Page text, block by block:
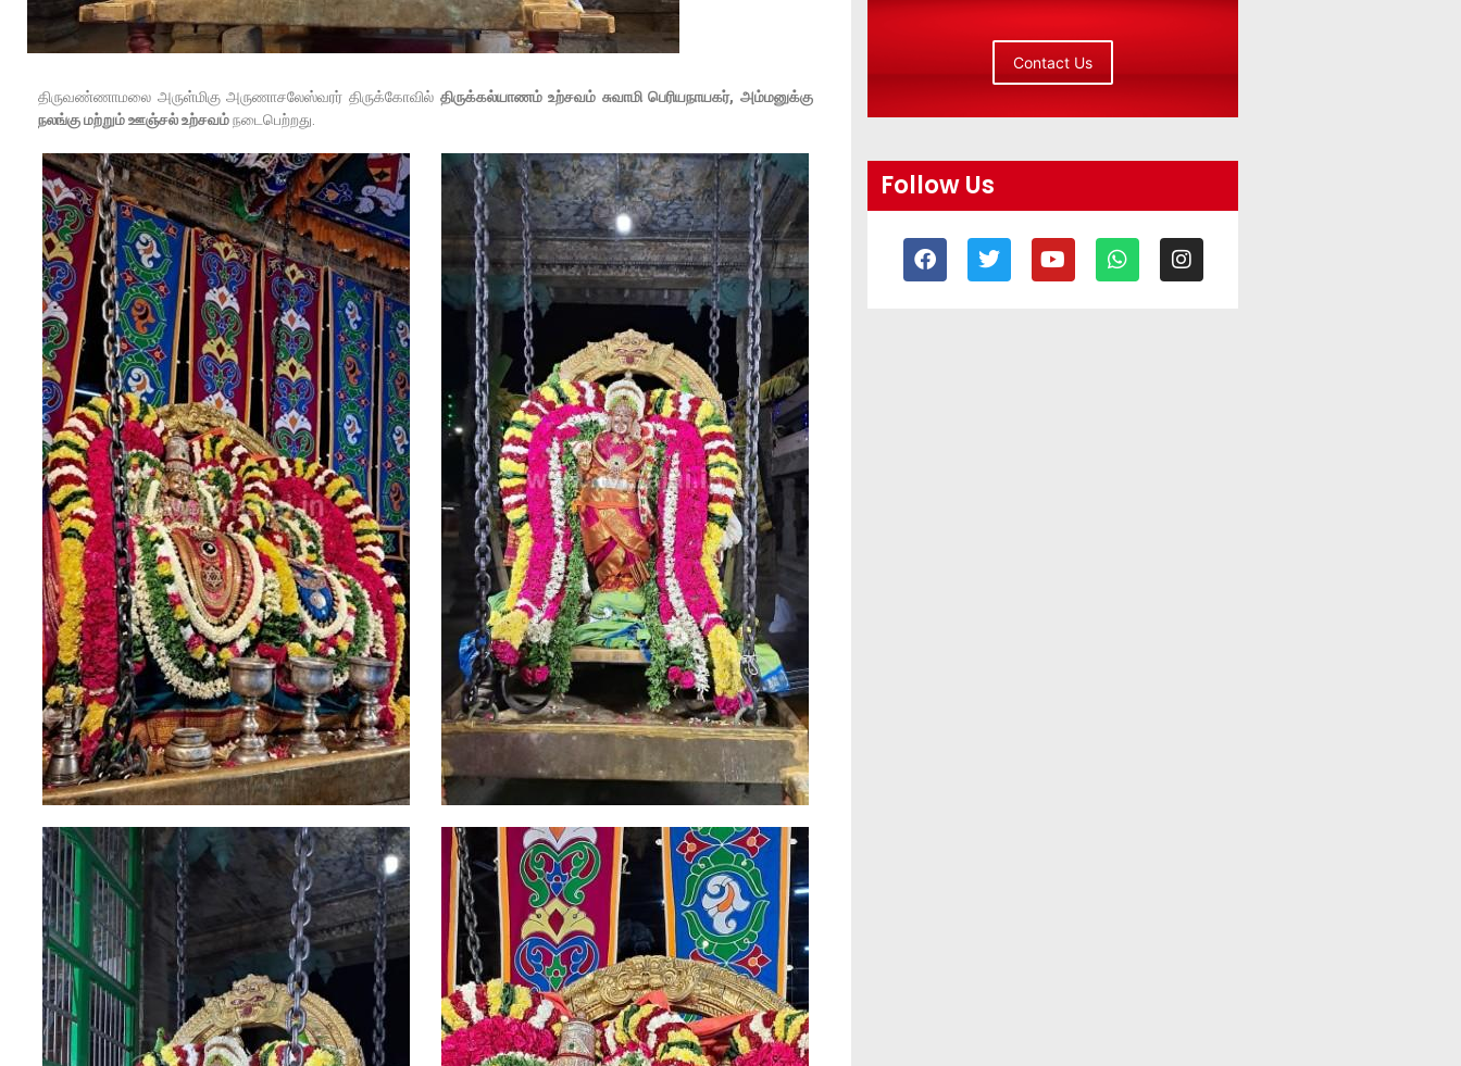
திருவண்ணாமலை அருள்மிகு அருணாசலேஸ்வரர் திருக்கோவில் திருக்கல்யாணம் உற்சவம் சுவாமி பெரியநாயகர், அம்மனுக்கு
நலங்கு மற்றும் ஊஞ்சல் உற்சவம்நடைபெற்றது.
Contact Us
Follow Us